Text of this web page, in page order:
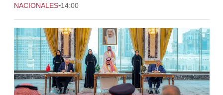
NACIONALES-14:00